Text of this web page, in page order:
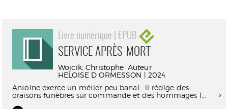
Livre numérique | EPUB
SERVICE APRÈS-MORT
Wojcik, Christophe. Auteur
HELOISE D ORMESSON | 2024
Antoine exerce un métier peu banal : il rédige des
oraisons funèbres sur commande et des hommages l...